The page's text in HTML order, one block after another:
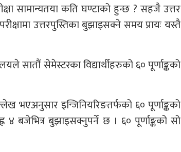
सामान्यतया कति घण्टाको हुन्छ ? सहजै उत्तर
उत्तरपुस्तिका बुझाइसक्ने समय प्रायः यस्तै
सातौं सेमेस्टरका विद्यार्थीहरुको ६० पूर्णाङ्कको
भएअनुसार इन्जिनियरिङतर्फको ६० पूर्णाङ्कको
बजेभित्र बुझाइसक्नुपर्ने छ । ६० पूर्णाङ्कको सो